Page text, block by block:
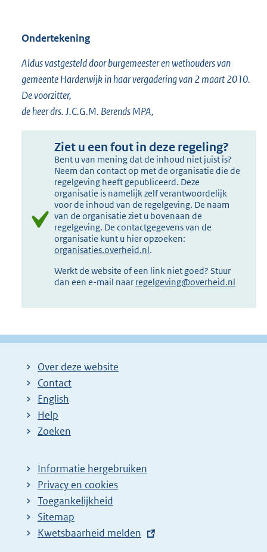
Ondertekening
Aldus vastgesteld door burgemeester en wethouders van
gemeente Harderwijk in haar vergadering van 2 maart 2010.
De voorzitter,
de heer drs. J.C.G.M. Berends MPA,
Ziet u een fout in deze regeling?
Bent u van mening dat de inhoud niet juist is?
Neem dan contact op met de organisatie die de
regelgeving heeft gepubliceerd. Deze
organisatie is namelijk zelf verantwoordelijk
voor de inhoud van de regelgeving. De naam
van de organisatie ziet u bovenaan de
regelgeving. De contactgegevens van de
organisatie kunt u hier opzoeken:
organisaties.overheid.nl.
Werkt de website of een link niet goed? Stuur
dan een e-mail naar regelgeving@overheid.nl
Over deze website
Contact
English
Help
Zoeken
Informatie hergebruiken
Privacy en cookies
Toegankelijkheid
Sitemap
E
Kwetsbaarheid melden